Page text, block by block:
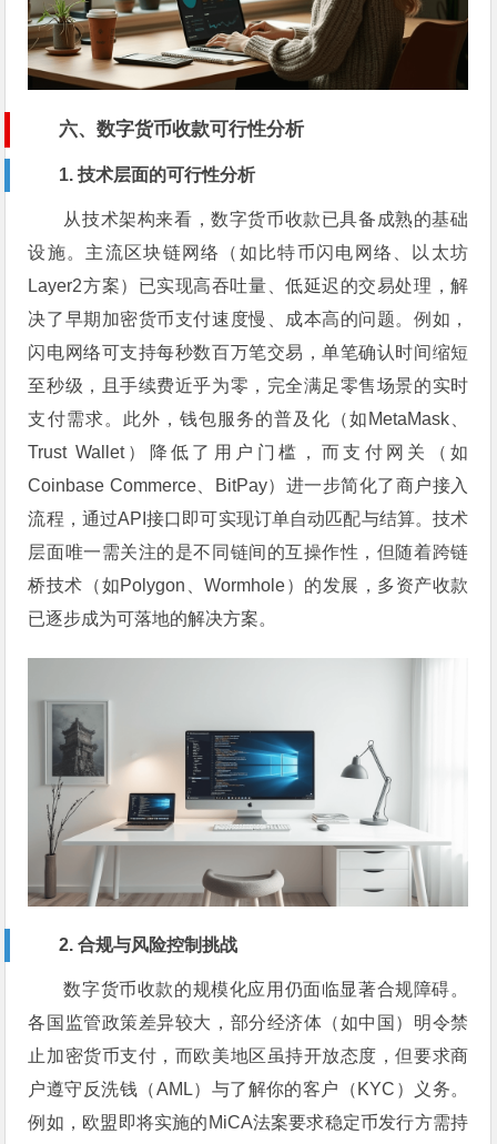
六、数字货币收款可行性分析
1. 技术层面的可行性分析
从技术架构来看，数字货币收款已具备成熟的基础
设施。主流区块链网络（如比特币闪电网络、以太坊
Layer2方案）已实现高吞吐量、低延迟的交易处理，解
决了早期加密货币支付速度慢、成本高的问题。例如，
闪电网络可支持每秒数百万笔交易，单笔确认时间缩短
至秒级，且手续费近乎为零，完全满足零售场景的实时
支付需求。此外，钱包服务的普及化（如MetaMask、
Trust Wallet）降低了用户门槛，而支付网关（如
Coinbase Commerce、BitPay）进一步简化了商户接入
流程，通过API接口即可实现订单自动匹配与结算。技术
层面唯一需关注的是不同链间的互操作性，但随着跨链
桥技术（如Polygon、Wormhole）的发展，多资产收款
已逐步成为可落地的解决方案。
2. 合规与风险控制挑战
数字货币收款的规模化应用仍面临显著合规障碍。
各国监管政策差异较大，部分经济体（如中国）明令禁
止加密货币支付，而欧美地区虽持开放态度，但要求商
户遵守反洗钱（AML）与了解你的客户（KYC）义务。
例如，欧盟即将实施的MiCA法案要求稳定币发行方需持